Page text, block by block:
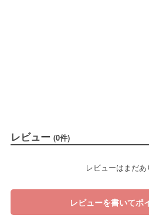
レビュー (0件)
レビューはまだ
レビューを書いてポ